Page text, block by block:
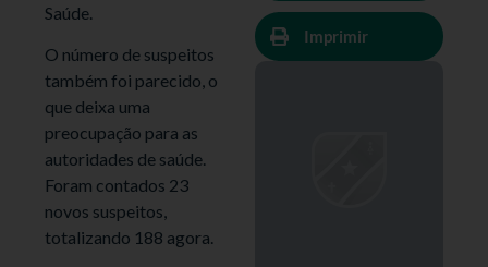
Saúde.
O número de suspeitos
também foi parecido, o
que deixa uma
preocupação para as
autoridades de saúde.
Foram contados 23
novos suspeitos,
totalizando 188 agora.
Imprimir